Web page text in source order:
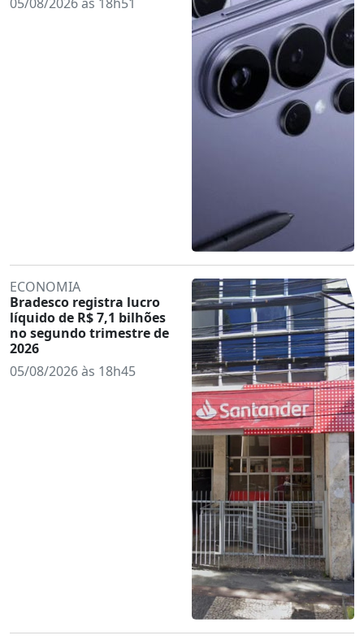
ECONOMIA
Bradesco registra lucro
líquido de R$ 7,1 bilhões
no segundo trimestre de
2026
05/08/2026 às 18h45